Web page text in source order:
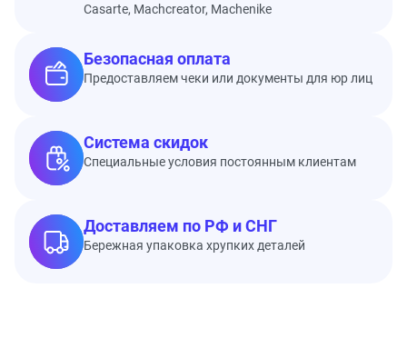
Casarte, Machcreator, Machenike
Безопасная оплата
Предоставляем чеки или документы для юр лиц
Система скидок
Специальные условия постоянным клиентам
Доставляем по РФ и СНГ
Бережная упаковка хрупких деталей